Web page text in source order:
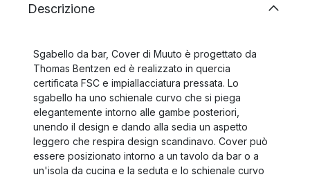
Descrizione
Sgabello da bar, Cover di Muuto è progettato da
Thomas Bentzen ed è realizzato in quercia
certificata FSC e impiallacciatura pressata. Lo
sgabello ha uno schienale curvo che si piega
elegantemente intorno alle gambe posteriori,
unendo il design e dando alla sedia un aspetto
leggero che respira design scandinavo. Cover può
essere posizionato intorno a un tavolo da bar o a
un'isola da cucina e la seduta e lo schienale curvo